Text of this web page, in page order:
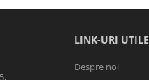
LINK-URI UTILE
Despre noi